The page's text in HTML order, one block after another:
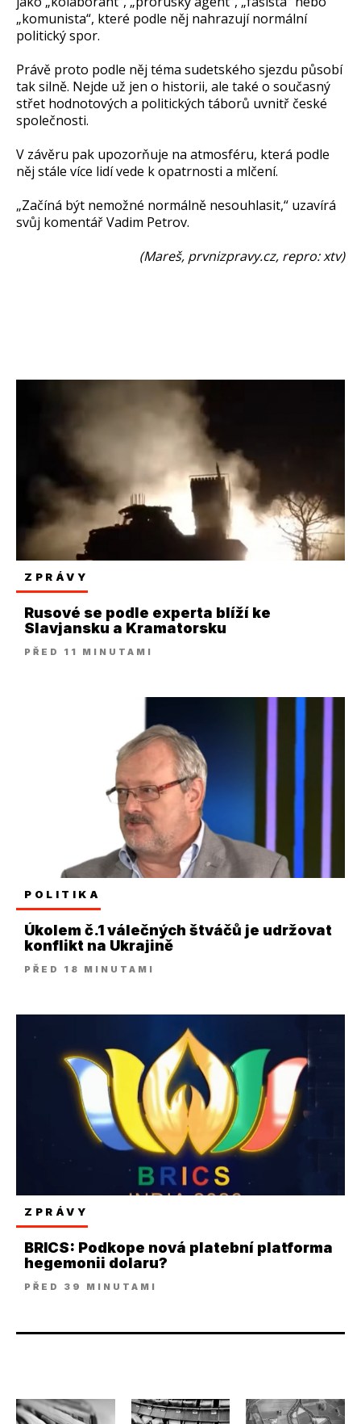
„komunista“, které podle něj nahrazují normální
politický spor.
Právě proto podle něj téma sudetského sjezdu působí
tak silně. Nejde už jen o historii, ale také o současný
střet hodnotových a politických táborů uvnitř české
společnosti.
V závěru pak upozorňuje na atmosféru, která podle
něj stále více lidí vede k opatrnosti a mlčení.
„Začíná být nemožné normálně nesouhlasit,“ uzavírá
svůj komentář Vadim Petrov.
(Mareš, prvnizpravy.cz, repro: xtv)
ZPRÁVY
Rusové se podle experta blíží ke
Slavjansku a Kramatorsku
PŘED 11 MINUTAMI
POLITIKA
Úkolem č.1 válečných štváčů je udržovat
konflikt na Ukrajině
PŘED 18 MINUTAMI
ZPRÁVY
BRICS: Podkope nová platební platforma
hegemonii dolaru?
PŘED 39 MINUTAMI